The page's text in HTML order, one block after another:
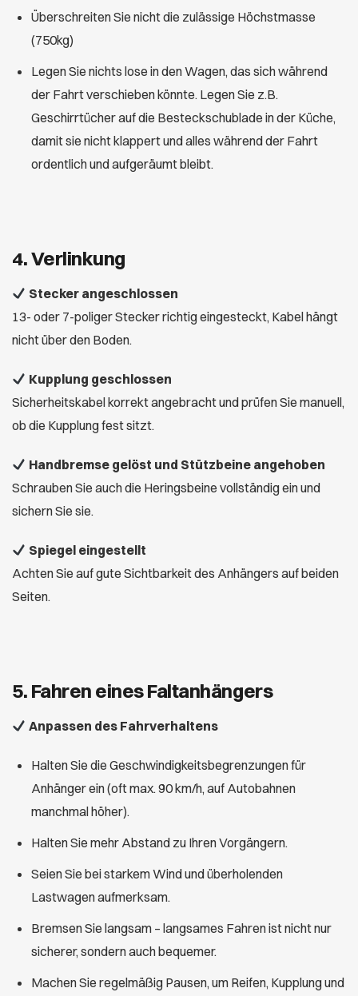
Überschreiten Sie nicht die zulässige Höchstmasse
(750kg)
Legen Sie nichts lose in den Wagen, das sich während
der Fahrt verschieben könnte. Legen Sie z.B.
Geschirrtücher auf die Besteckschublade in der Küche,
damit sie nicht klappert und alles während der Fahrt
ordentlich und aufgeräumt bleibt.
4. Verlinkung
Stecker angeschlossen
13- oder 7-poliger Stecker richtig eingesteckt, Kabel hängt
nicht über den Boden.
Kupplung geschlossen
Sicherheitskabel korrekt angebracht und prüfen Sie manuell,
ob die Kupplung fest sitzt.
Handbremse gelöst und Stützbeine angehoben
Schrauben Sie auch die Heringsbeine vollständig ein und
sichern Sie sie.
Spiegel eingestellt
Achten Sie auf gute Sichtbarkeit des Anhängers auf beiden
Seiten.
5. Fahren eines Faltanhängers
Anpassen des Fahrverhaltens
Halten Sie die Geschwindigkeitsbegrenzungen für
Anhänger ein (oft max. 90 km/h, auf Autobahnen
manchmal höher).
Halten Sie mehr Abstand zu Ihren Vorgängern.
Seien Sie bei starkem Wind und überholenden
Lastwagen aufmerksam.
Bremsen Sie langsam – langsames Fahren ist nicht nur
sicherer, sondern auch bequemer.
Machen Sie regelmäßig Pausen, um Reifen, Kupplung und